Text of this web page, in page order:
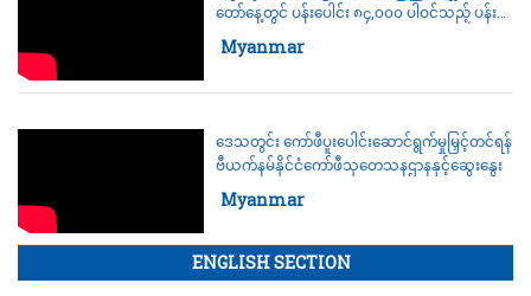
တော်နေ့တွင် ပန်းပေါင်း ၈၄,၀၀၀ ပါဝင်သည့် ပန်း
စေတီကပ်လှူပူဇော်ပွဲကျင်းပမည်
Category:
Myanmar
ဒေသတွင်း ကော်ဖီပူးပေါင်းဆောင်ရွက်မှုမြှင့်တင်ရန်
ဗီယက်နမ်နိုင်ငံကော်ဖီသုတေသနဌာနနှင့်ဆွေးနွေး
Category:
Myanmar
ENGLISH SECTION